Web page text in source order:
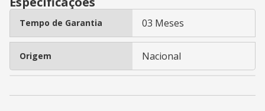
Tempo de Garantia 03 Meses
Origem Nacional